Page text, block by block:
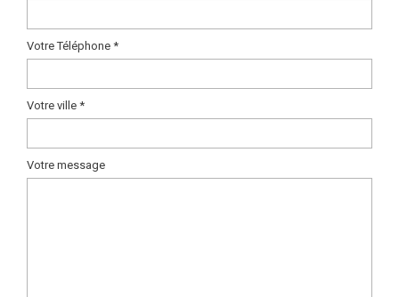
Votre Téléphone *
Votre ville *
Votre message